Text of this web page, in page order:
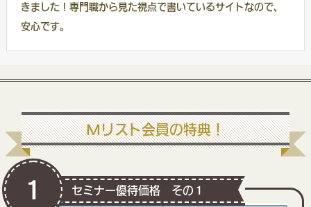
きました！専門職から見た視点で書いているサイトなので、
安心です。
Mリスト会員の特典！
セミナー優待価格 その１
1